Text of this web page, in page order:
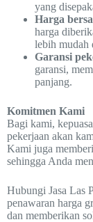
yang
Harga
harga
lebih mudah
Garansi
garansi,
panjang.
Komitmen Kami
Bagi kami,
pekerjaan akan
Kami juga
sehingga Anda
Hubungi Jasa Las
penawaran harga
dan memberikan